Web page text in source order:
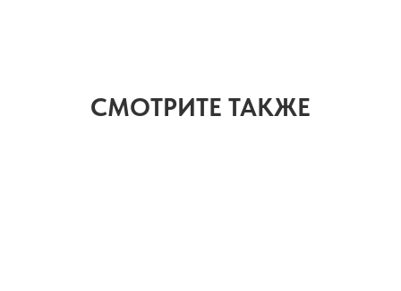
СМОТРИТЕ ТАКЖЕ